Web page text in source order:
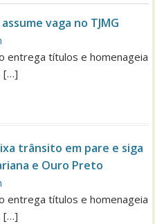
vaga no TJMG
entrega títulos e homenageia
[…]
trânsito em pare e siga
e Ouro Preto
entrega títulos e homenageia
[…]